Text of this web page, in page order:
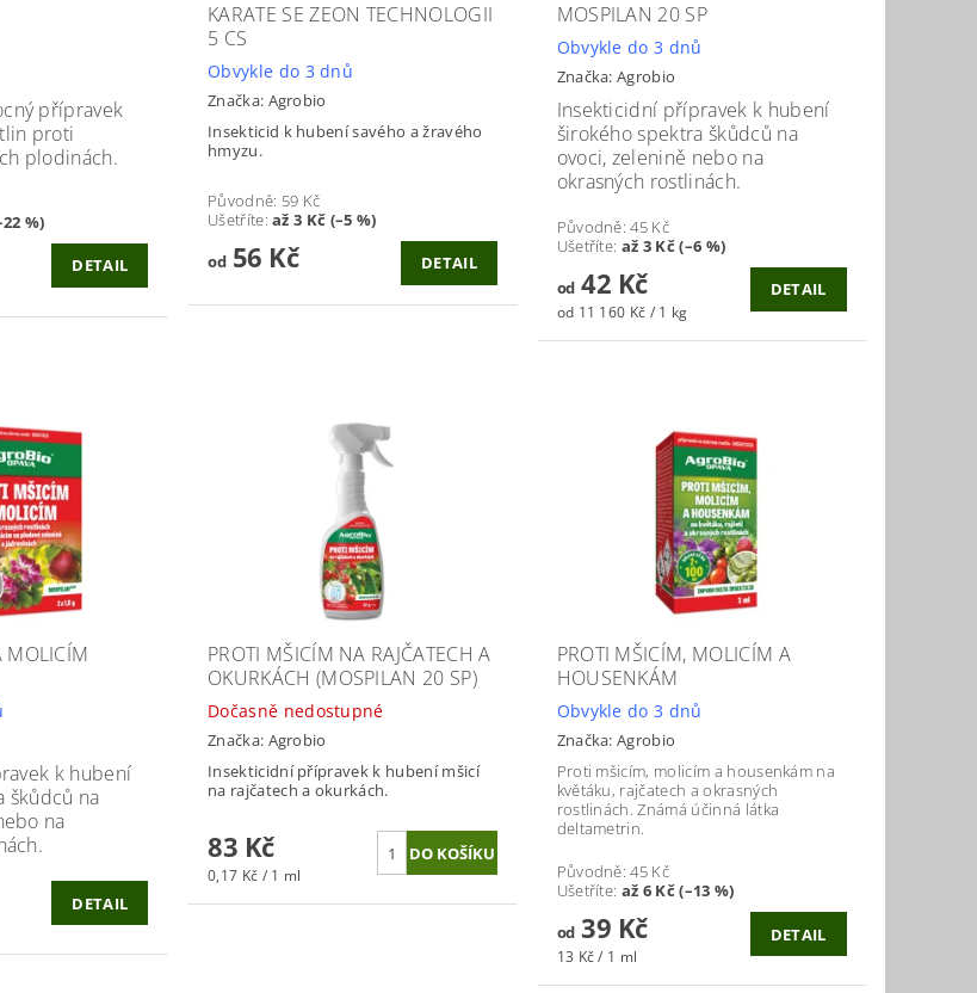
přípravek
proti
plodinách.
%)
DETAIL
KARATE SE ZEON TECHNOLOGII
5 CS
Obvykle do 3 dnů
Značka: Agrobio
Insekticid k hubení savého a žravého
hmyzu.
Původně: 59 Kč
Ušetříte:až 3 Kč (–5 %)
od56 Kč DETAIL
MOSPILAN 20 SP
Obvykle do 3 dnů
Značka:Agrobio
Insekticidní přípravek k hubení
širokého spektra škůdců na
ovoci, zelenině nebo na
okrasných rostlinách.
Původně:45 Kč
Ušetříte: až 3 Kč (–6 %)
od42 Kč
od 11 160 Kč / 1 kg
DETAIL
MOLICÍM
k hubení
škůdců na
na
DETAIL
PROTI MŠICÍM NA RAJČATECH A
OKURKÁCH (MOSPILAN 20 SP)
Dočasně nedostupné
Značka: Agrobio
Insekticidní přípravek k hubení mšicí
na rajčatech a okurkách.
83 Kč
0,17 Kč / 1 ml
PROTI MŠICÍM, MOLICÍM A
HOUSENKÁM
Obvykle do 3 dnů
Značka:Agrobio
Proti mšicím, molicím a housenkám na
květáku, rajčatech a okrasných
rostlinách. Známá účinná látka
deltametrin.
Původně:45 Kč
Ušetříte: až 6 Kč (–13 %)
od39 Kč
13 Kč / 1 ml
DETAIL